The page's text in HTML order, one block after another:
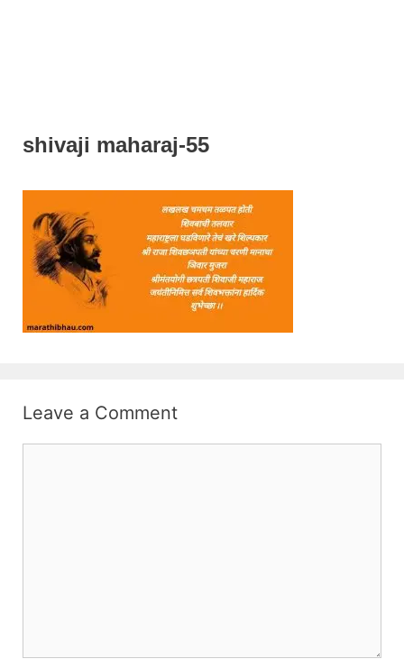
shivaji maharaj-55
Leave a Comment